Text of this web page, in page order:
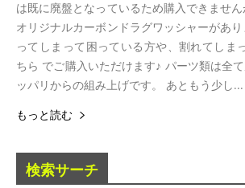
は既に廃盤となっているため購入できませ
オリジナルカーボンドラグワッシャーがあ
ってしまって困っている方や、割れてしま
ちら でご購入いただけます♪ パーツ類は全
ッパリからの組み上げです。 あともう少し
もっと読む
検索サーチ